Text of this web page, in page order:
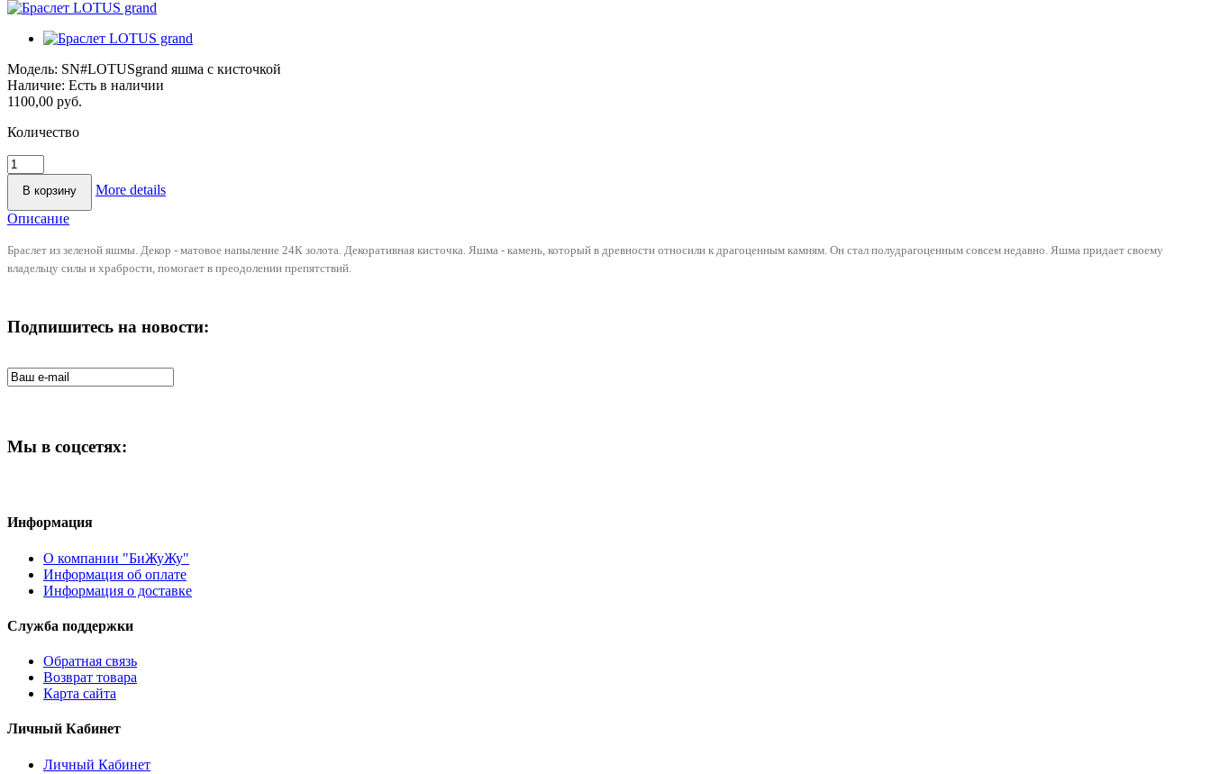
Модель: SN#LOTUSgrand яшма с кисточкой
Наличие: Есть в наличии
1100,00 руб.
Количество
More details
Описание
Браслет из зеленой яшмы. Декор - матовое напыление 24К золота. Декоративная кисточка. Яшма - камень, который в древности относили к драгоценным камням. Он стал полудрагоценным совсем недавно. Яшма придает своему
владельцу силы и храбрости, помогает в преодолении препятствий.
Подпишитесь на новости:
Мы в соцсетях:
Информация
О компании "БиЖуЖу"
Информация об оплате
Информация о доставке
Служба поддержки
Обратная связь
Возврат товара
Карта сайта
Личный Кабинет
Личный Кабинет